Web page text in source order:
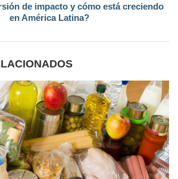
de impacto y cómo está creciendo
en América Latina?